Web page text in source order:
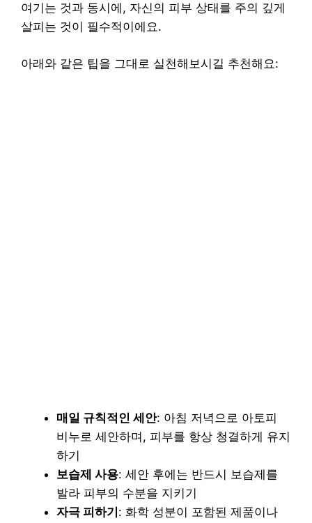
여기는 것과 동시에, 자신의 피부 상태를 주의 깊게
살피는 것이 필수적이에요.
아래와 같은 팁을 그대로 실천해보시길 추천해요:
매일 규칙적인 세안: 아침 저녁으로 아토피
비누로 세안하며, 피부를 항상 청결하게 유지
하기
보습제 사용: 세안 후에는 반드시 보습제를
발라 피부의 수분을 지키기
자극 피하기 : 화학 성분이 포함된 제품이나